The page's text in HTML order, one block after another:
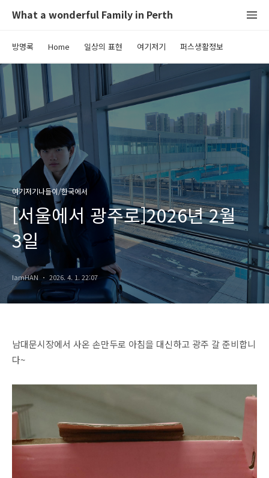
What a wonderful Family in Perth
방명록 Home 일상의 표현 여기저기 퍼스생활정보
여기저기나들이/한국에서
[서울에서 광주로]2026년 2월
3일
IamHAN 2026. 4. 1. 22:07
남대문시장에서 사온 손만두로 아침을 대신하고 광주 갈 준비합니
다~